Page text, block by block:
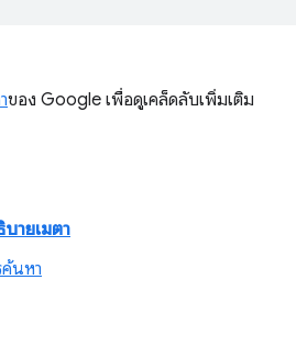
ของ Google เพื่อดูเคล็ดลับเพิ่มเติม
บายเมตา
นหา